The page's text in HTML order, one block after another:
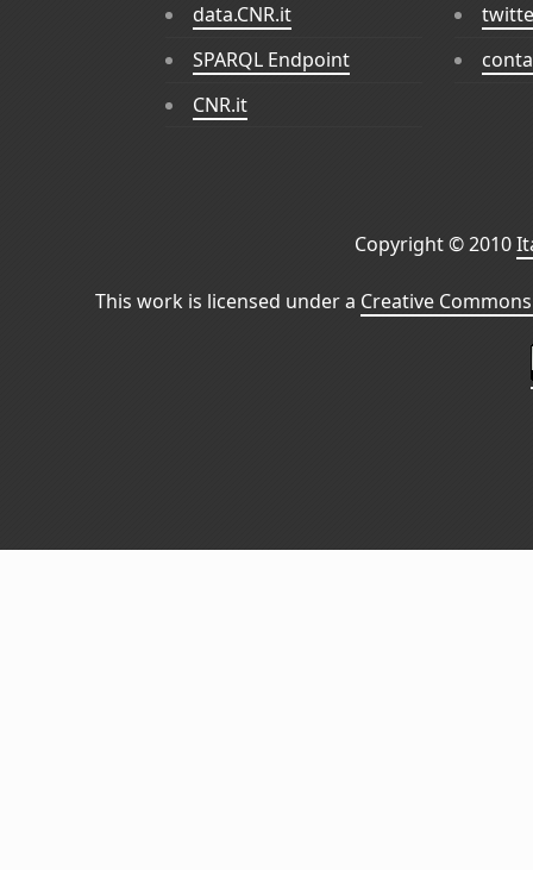
data.CNR.it
SPARQL Endpoint
CNR.it
Copyright © 2010
This work is licensed under a Creative